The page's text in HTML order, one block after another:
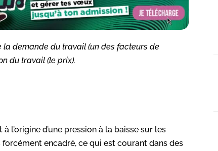
la demande du travail (un des facteurs de
du travail (le prix).
l’origine d’une pression à la baisse sur les
forcément encadré, ce qui est courant dans des